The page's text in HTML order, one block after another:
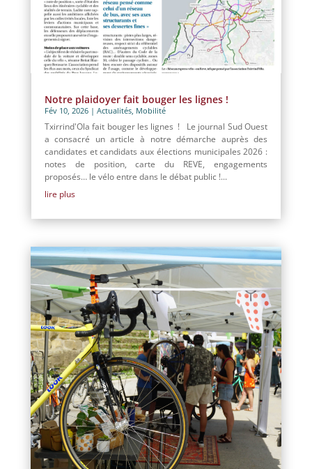
Notre plaidoyer fait bouger les lignes !
Fév 10, 2026| Actualités, Mobilité
Txirrind'Ola fait bouger les lignes ! Le journal Sud Ouest
a consacré un article à notre démarche auprès des
candidates et candidats aux élections municipales 2026 :
notes de position, carte du REVE, engagements
proposés… le vélo entre dans le débat public !...
lire plus